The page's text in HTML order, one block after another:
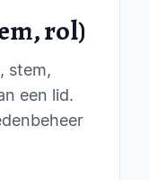
rol)
stem,
een lid.